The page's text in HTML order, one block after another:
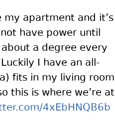
my apartment and it’s
have power until
a degree every
I have an all-
fits in my living room
this is where we’re at
4xEbHNQB6b